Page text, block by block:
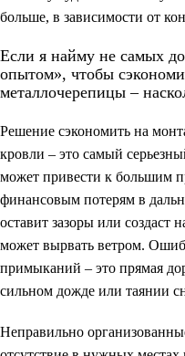
больше, в зависимости от
Если я найму не самых
опытом», чтобы
металлочерепицы –
Решение сэкономить на
кровли – это самый
может привести к большим
финансовым потерям в
оставит зазоры или создаст
может вырвать ветром.
примыканий – это прямая
сильном дожде или таянии
Неправильно